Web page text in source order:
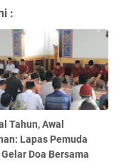
:
Tahun, Awal
Lapas Pemuda
Doa Bersama